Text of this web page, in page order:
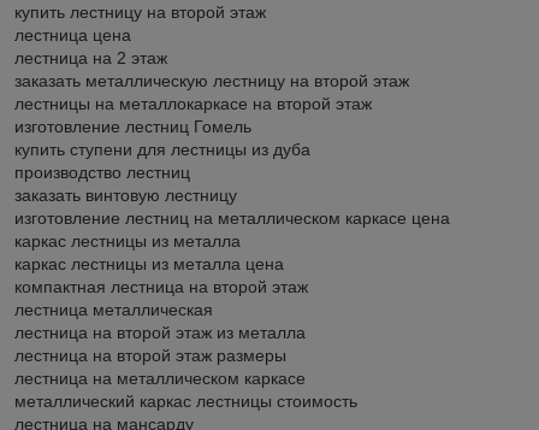
купить лестницу на второй этаж
лестница цена
лестница на 2 этаж
заказать металлическую лестницу на второй этаж
лестницы на металлокаркасе на второй этаж
изготовление лестниц Гомель
купить ступени для лестницы из дуба
производство лестниц
заказать винтовую лестницу
изготовление лестниц на металлическом каркасе цена
каркас лестницы из металла
каркас лестницы из металла цена
компактная лестница на второй этаж
лестница металлическая
лестница на второй этаж из металла
лестница на второй этаж размеры
лестница на металлическом каркасе
металлический каркас лестницы стоимость
лестница на мансарду